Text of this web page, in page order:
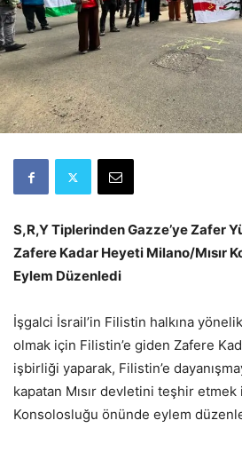
S,R,Y Tiplerinden Gazze’ye Zafer
Zafere Kadar Heyeti Milano/Mısır
Eylem Düzenledi
İşgalci İsrail’in Filistin halkına
olmak için Filistin’e giden Zafere
işbirliği yaparak, Filistin’e
kapatan Mısır devletini teşhir etmek
Konsolosluğu önünde eylem